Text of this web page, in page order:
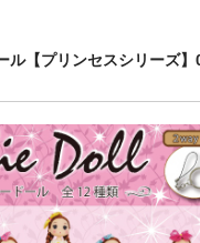
ル【プリンセスシリーズ】